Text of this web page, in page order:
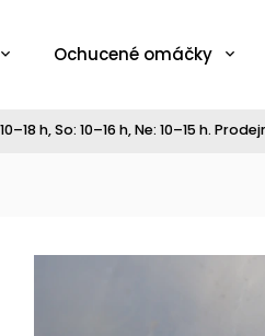
Ochucené omáčky
h, So: 10–16 h, Ne: 10–15 h.